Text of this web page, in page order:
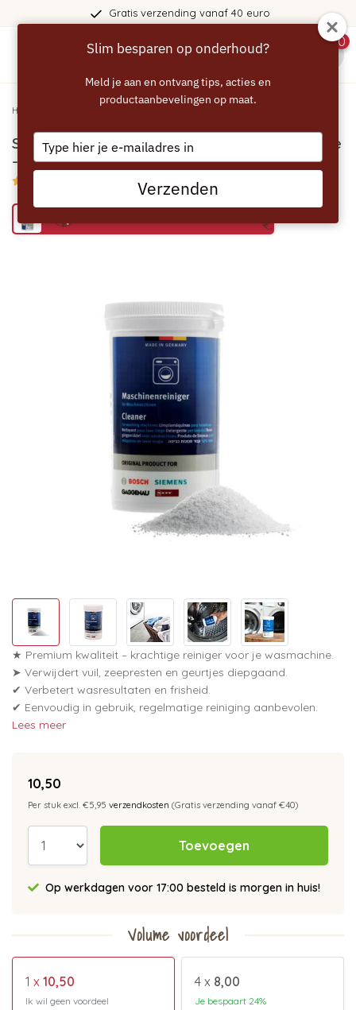
Gratis verzending vanaf 40 euro
0
Home
SIEMENS - BOSCH Reiniger voor Wasmachine
- 00311925
5/5 (4 reviews)
★ Premium kwaliteit – krachtige reiniger voor je wasmachine.
➤ Verwijdert vuil, zeepresten en geurtjes diepgaand.
✔ Verbetert wasresultaten en frisheid.
✔ Eenvoudig in gebruik, regelmatige reiniging aanbevolen.
Lees meer
10,50
Per stuk excl. €5,95 verzendkosten (Gratis verzending vanaf €40)
Toevoegen
Op werkdagen voor 17:00 besteld is morgen in huis!
Volume voordeel
1 x 10,50
Ik wil geen voordeel
4 x 8,00
Je bespaart 24%
Slim besparen op onderhoud?
Meld je aan en ontvang tips, acties en
productaanbevelingen op maat.
Type
your
email
Verzenden